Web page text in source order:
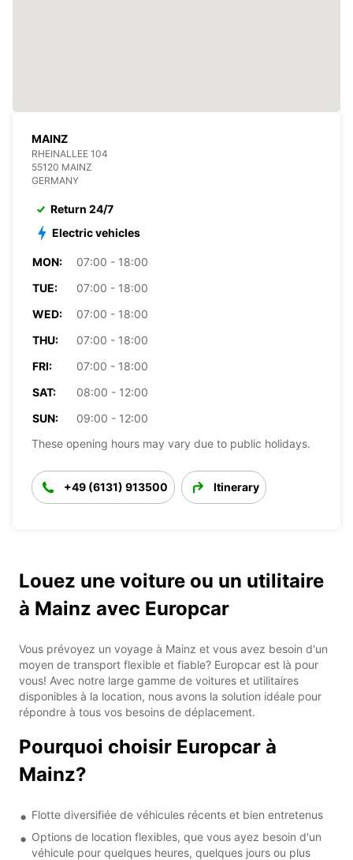
MAINZ
RHEINALLEE 104
55120 MAINZ
GERMANY
Return 24/7
Electric vehicles
MON:
07:00 - 18:00
TUE:
07:00 - 18:00
WED:
07:00 - 18:00
THU:
07:00 - 18:00
FRI:
07:00 - 18:00
SAT:
08:00 - 12:00
SUN:
09:00 - 12:00
These opening hours may vary due to public holidays.
+49 (6131) 913500 Itinerary
Louez une voiture ou un utilitaire
à Mainz avec Europcar
Vous prévoyez un voyage à Mainz et vous avez besoin d'un
moyen de transport flexible et fiable? Europcar est là pour
vous! Avec notre large gamme de voitures et utilitaires
disponibles à la location, nous avons la solution idéale pour
répondre à tous vos besoins de déplacement.
Pourquoi choisir Europcar à
Mainz?
Flotte diversifiée de véhicules récents et bien entretenus
Options de location flexibles, que vous ayez besoin d'un
véhicule pour quelques heures, quelques jours ou plus